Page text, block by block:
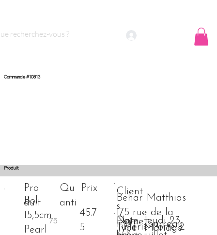
nous ?
Commande #10813
Produit
Pro
duit
Qu
anti
Prix
Bol
15,5cm
Pearl
45.7
5
Client
s
Behar Matthias
175 rue de la
Tuilerie Porte 2
Événe
Nom
Type
Mariage
Jeudi 23
Date Tourreau
Lieu